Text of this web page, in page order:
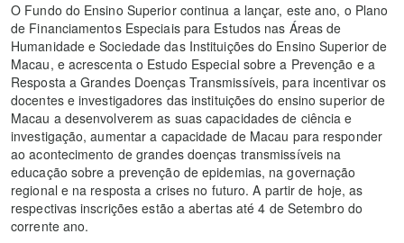
O Fundo do Ensino Superior continua a lançar, este ano, o Plano
de Financiamentos Especiais para Estudos nas Áreas de
Humanidade e Sociedade das Instituições do Ensino Superior de
Macau, e acrescenta o Estudo Especial sobre a Prevenção e a
Resposta a Grandes Doenças Transmissíveis, para incentivar os
docentes e investigadores das instituições do ensino superior de
Macau a desenvolverem as suas capacidades de ciência e
investigação, aumentar a capacidade de Macau para responder
ao acontecimento de grandes doenças transmissíveis na
educação sobre a prevenção de epidemias, na governação
regional e na resposta a crises no futuro. A partir de hoje, as
respectivas inscrições estão a abertas até 4 de Setembro do
corrente ano.